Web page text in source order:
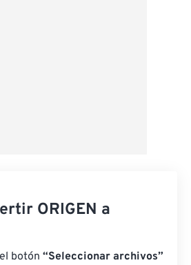
ORIGEN a
botón “Seleccionar archivos”